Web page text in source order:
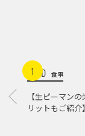
1FOOD 食事
【生ピーマン
リットもご紹介